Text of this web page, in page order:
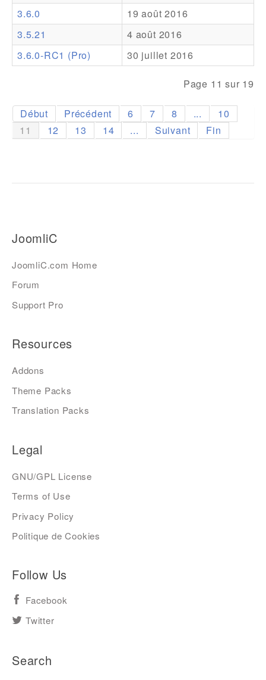
3.6.0
19 août 2016
3.5.21
4 août 2016
3.6.0-RC1 (Pro)
30 juillet 2016
Page 11 sur 19
Début Précédent 6 7 8 ...
10
11
12 13 14 ... Suivant Fin
JoomliC
JoomliC.com Home
Forum
Support Pro
Resources
Addons
Theme Packs
Translation Packs
Legal
GNU/GPL License
Terms of Use
Privacy Policy
Politique de Cookies
Follow Us
Facebook
Twitter
Search